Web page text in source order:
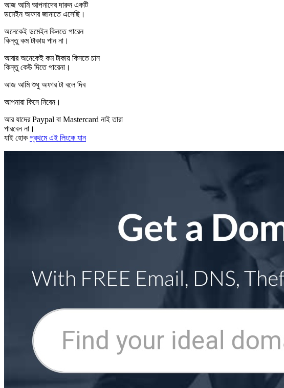
আজ আমি আপনাদের দারুন একটি
ডমেইন অফার জানাতে এসেছি।
অনেকেই ডমেইন কিনতে পারেন
কিন্তু কম টাকায় পান না।
আবার অনেকেই কম টাকায় কিনতে চান
কিন্তু কেউ দিতে পারেনা।
আজ আমি শুধু অফার টা বলে দিব
আপনারা কিনে নিবেন।
আর যাদের Paypal বা Mastercard নাই তারা
পারবেন না।
যাই হোক প্রথমে এই লিংকে যান